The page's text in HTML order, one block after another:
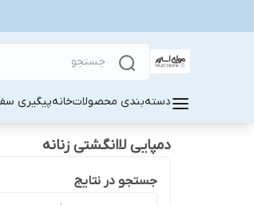
دسته‌بندی محصولاتخانهپیگیری
دمپایی لاانگشتی زنانه
جستجو در نتایج